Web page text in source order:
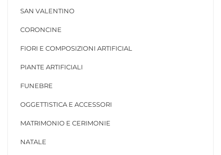
SAN VALENTINO
CORONCINE
FIORI E COMPOSIZIONI ARTIFICIAL
PIANTE ARTIFICIALI
FUNEBRE
OGGETTISTICA E ACCESSORI
MATRIMONIO E CERIMONIE
NATALE